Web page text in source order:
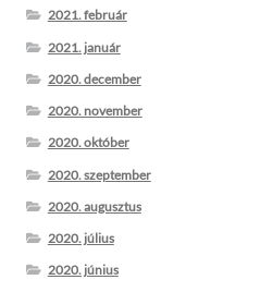
2021. február
2021. január
2020. december
2020. november
2020. október
2020. szeptember
2020. augusztus
2020. július
2020. június